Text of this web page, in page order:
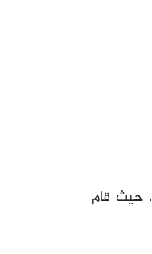
في عام 1945 بلغ تعداد سكانها نحو 360 نسمة، أجبروا على الهجرة من القرية عام 1948. حيث قام